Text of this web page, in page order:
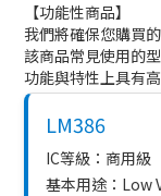
【功能性商品】
我們將確保您購買
該商品常見使用的
功能與特性上具有
LM386
IC等級：商用級
基本用途：